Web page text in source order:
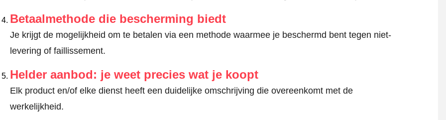
Betaalmethode die bescherming biedt
Je krijgt de mogelijkheid om te betalen via een methode waarmee je beschermd bent tegen niet-
levering of faillissement.
Helder aanbod: je weet precies wat je koopt
Elk product en/of elke dienst heeft een duidelijke omschrijving die overeenkomt met de
werkelijkheid.